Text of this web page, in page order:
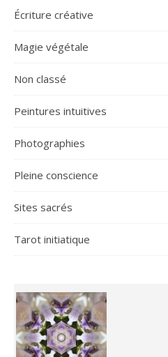
Écriture créative
Magie végétale
Non classé
Peintures intuitives
Photographies
Pleine conscience
Sites sacrés
Tarot initiatique